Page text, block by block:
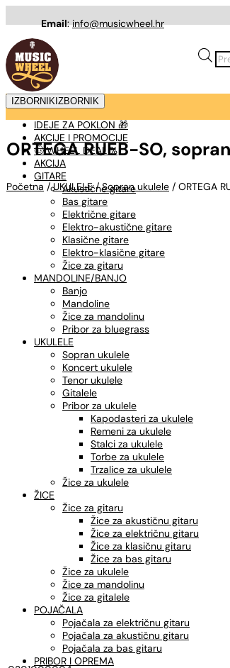
Email: info@musicwheel.hr
IZBORNIK IZBORNIK
IDEJE ZA POKLON 🎁
AKCIJE I PROMOCIJE
🤠 WHEEL DEAL %
AKCIJA
GITARE
Akustične gitare
Bas gitare
Električne gitare
Elektro-akustične gitare
Klasične gitare
Elektro-klasične gitare
Žice za gitaru
MANDOLINE/BANJO
Banjo
Mandoline
Žice za mandolinu
Pribor za bluegrass
UKULELE
Sopran ukulele
Koncert ukulele
Tenor ukulele
Gitalele
Pribor za ukulele
Kapodasteri za ukulele
Remeni za ukulele
Stalci za ukulele
Torbe za ukulele
Trzalice za ukulele
Žice za ukulele
ŽICE
Žice za gitaru
Žice za akustičnu gitaru
Žice za električnu gitaru
Žice za klasičnu gitaru
Žice za bas gitaru
Žice za ukulele
Žice za mandolinu
Žice za gitalele
POJAČALA
Pojačala za električnu gitaru
Pojačala za akustičnu gitaru
Pojačala za bas gitaru
PRIBOR I OPREMA
ORTEGA RUEB-SO,
Početna /UKULELE/Sopran ukulele / ORTEGA